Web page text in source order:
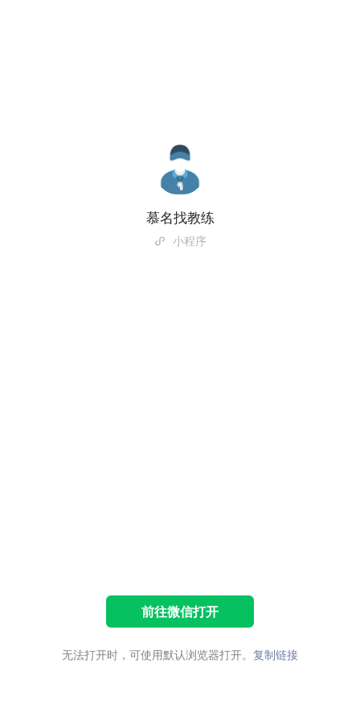
慕名找教练
小程序
前往微信打开
无法打开时，可使用默认浏览器打开。 复制链接